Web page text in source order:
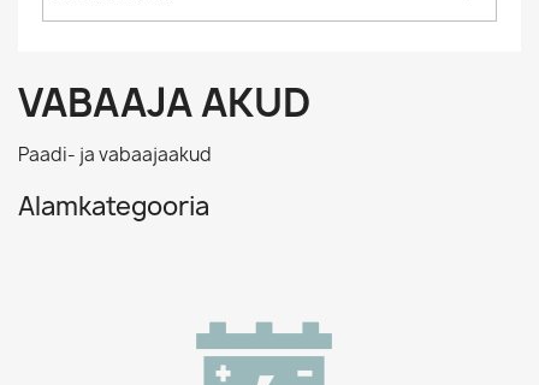
VABAAJA AKUD
Paadi- ja vabaajaakud
Alamkategooria